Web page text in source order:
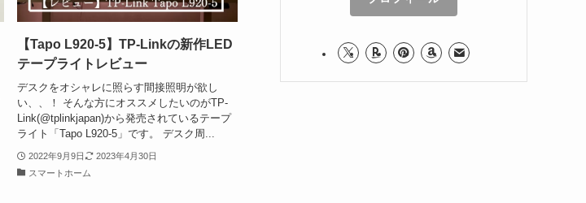
【Tapo L920-5】TP-Linkの新作LED
テープライトレビュー
デスクをオシャレに照らす間接照明が欲し
い、、！ そんな方にオススメしたいのがTP-
Link(@tplinkjapan)から発売されているテープ
ライト「Tapo L920-5」です。 デスク周...
2022年9月9日
2023年4月30日
スマートホーム